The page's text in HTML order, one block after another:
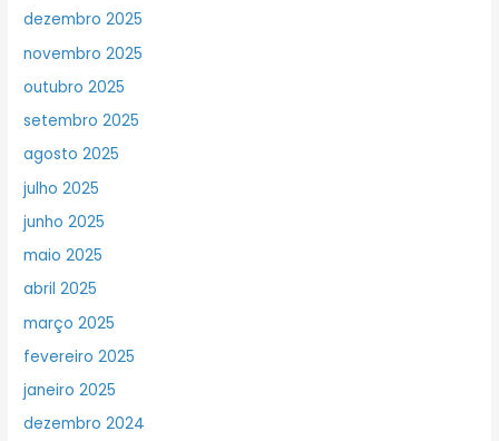
dezembro 2025
novembro 2025
outubro 2025
setembro 2025
agosto 2025
julho 2025
junho 2025
maio 2025
abril 2025
março 2025
fevereiro 2025
janeiro 2025
dezembro 2024